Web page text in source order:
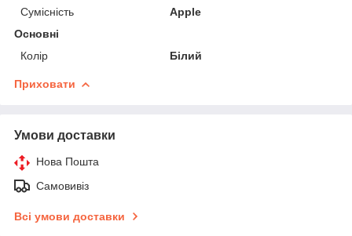
Сумісність
Apple
Основні
Колір
Білий
Приховати
Умови доставки
Нова Пошта
Самовивіз
Всі умови доставки